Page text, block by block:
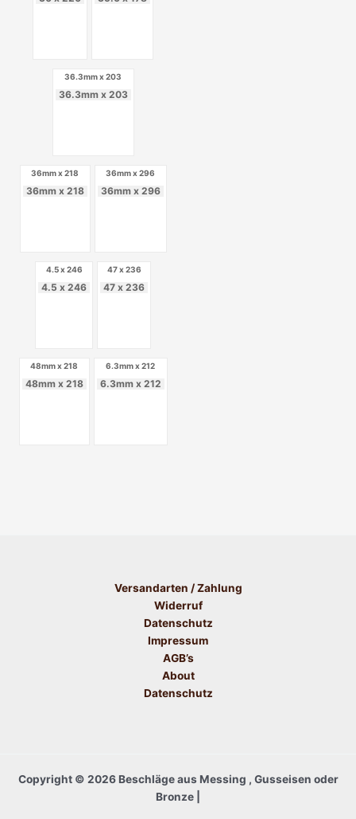
36.3mm x 203
36.3mm x 203
36mm x 218
36mm x 218
36mm x 296
36mm x 296
4.5 x 246
4.5 x 246
47 x 236
47 x 236
48mm x 218
48mm x 218
6.3mm x 212
6.3mm x 212
Versandarten / Zahlung
Widerruf
Datenschutz
Impressum
AGB’s
About
Datenschutz
Copyright © 2026 Beschläge aus Messing , Gusseisen oder
Bronze |